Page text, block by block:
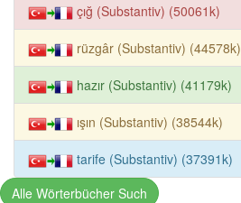
çığ (Substantiv) (50061k)
rüzgâr (Substantiv) (44578k)
hazır (Substantiv) (41179k)
ışın (Substantiv) (38544k)
tarife (Substantiv) (37391k)
Alle Wörterbücher Such